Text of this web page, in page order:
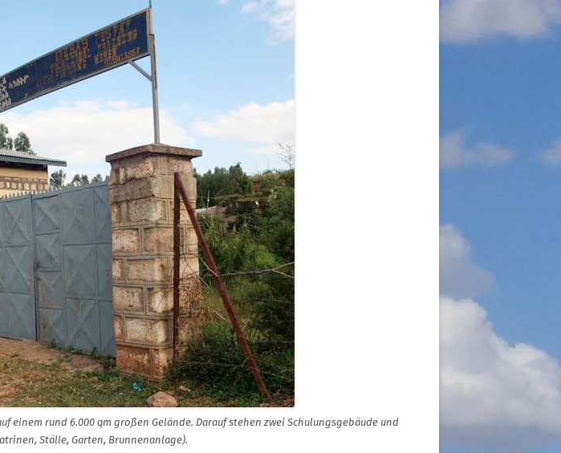
FÜR
HILFE FÜR
MEDIZINISCHE HILFE FÜR MÜTTER UND
KINDER – WIR BLEIBEN DRAN!
UND
MENNA MULUGETA
VORSTAND UND ORGANISATION
SATZUNG UND LEITLINIEN
IMPRESSUM
DATENSCHUTZERKLÄRUNG
CHILDREN OF OUR WORLD – INITIATIVE
FOR CHILDREN IN MISERY
einem rund 6.000 qm großen Gelände. Darauf stehen zwei Schulungsgebäude und
Ställe, Garten, Brunnenanlage).